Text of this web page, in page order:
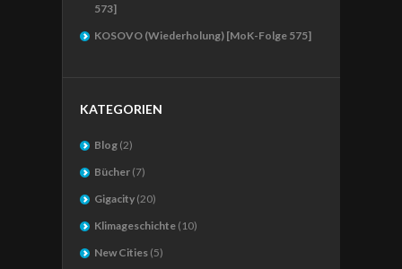
573]
KOSOVO (Wiederholung) [MoK-Folge 575]
KATEGORIEN
Blog (2)
Bücher (7)
Gigacity (20)
Klimageschichte (10)
New Cities (5)